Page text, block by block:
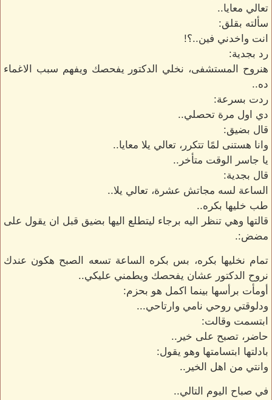
تعالي معايا..
سألته بقلق:
انت واخدني فين..؟!
رد بجدية:
هنروح المستشفى، نخلي الدكتور يفحصك ويفهم سبب الاغماء
ده..
ردت بسرعة:
دي اول مرة تحصلي..
قال بضيق:
وانا هستنى لمًا تتكرر، تعالي يلا معايا..
يا جاسر الوقت متأخر..
قال بجدية:
الساعة لسه مجاتش عشرة، تعالي يلا..
طب خليها بكره..
قالتها وهي تنظر اليه برجاء ليتطلع اليها بضيق قبل ان يقول على
مضض:.
تمام نخليها بكره، بس بكره الساعة تسعه الصبح هكون عندك
نروح الدكتور عشان يفحصك ويطمني عليكي..
أومأت برأسها بينما اكمل هو بحزم:
ودلوقتي روحي نامي وارتاحي...
ابتسمت وقالت:
حاضر، تصبح على خير..
بادلتها ابتسامتها وهو يقول:
وانتي من اهل الخير..
في صباح اليوم التالي..